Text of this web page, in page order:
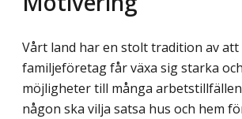
Vårt land har en stolt tradition av att
familjeföretag får växa sig starka
möjligheter till många
någon ska vilja satsa hus och hem